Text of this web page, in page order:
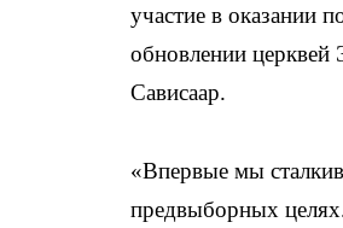
участие в оказании
обновлении церквей
Сависаар.
«Впервые мы
предвыборных